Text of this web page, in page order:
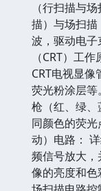
（行扫描与
描）与场扫
波，驱动电子
（CRT）工
CRT电视显像
荧光粉涂层
枪（红、绿
同颜色的荧
动）电路：
频信号放大，
像的亮度和